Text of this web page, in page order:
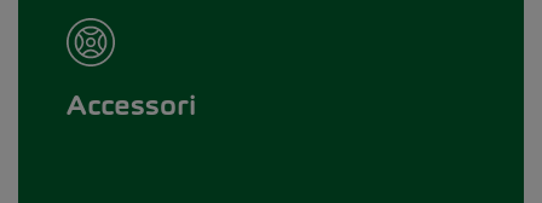
Accessori